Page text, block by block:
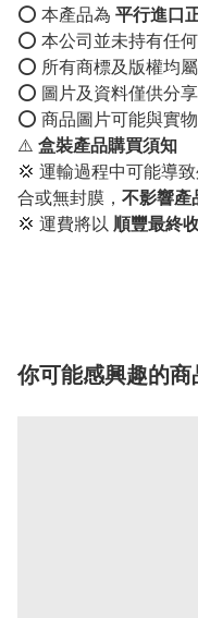
⭕️ 本產品為 平行進口
⭕️ 本公司並未持有任何
⭕️ 所有商標及版權均屬
⭕️ 圖片及資料僅供分享
⭕️ 商品圖片可能與實
⚠️ 盒裝產品購買須知
💢 運輸過程中可能導
合或無封膜， 不影響產
💢 運費將以 順豐最終
你可能感興趣的商